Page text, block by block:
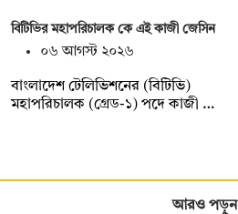
বিটিভির মহাপরিচালক কে এই কাজী জেসিন
০৬ আগস্ট ২০২৬
বাংলাদেশ টেলিভিশনের (বিটিভি)
মহাপরিচালক (গ্রেড-১) পদে কাজী …
আরও পড়ুন